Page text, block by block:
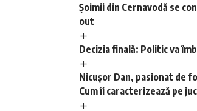
Șoimii din Cernavodă se
out
Decizia finală: Politic va
Nicușor Dan, pasionat de
Cum îi caracterizează pe